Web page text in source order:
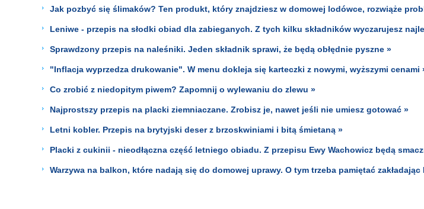
Jak pozbyć się ślimaków? Ten produkt, który znajdziesz w domowej lodówce, rozwiąże
Leniwe - przepis na słodki obiad dla zabieganych. Z tych kilku składników wyczarujesz
Sprawdzony przepis na naleśniki. Jeden składnik sprawi, że będą obłędnie pyszne »
"Inflacja wyprzedza drukowanie". W menu dokleja się karteczki z nowymi, wyższymi cenami
Co zrobić z niedopitym piwem? Zapomnij o wylewaniu do zlewu »
Najprostszy przepis na placki ziemniaczane. Zrobisz je, nawet jeśli nie umiesz gotować »
Letni kobler. Przepis na brytyjski deser z brzoskwiniami i bitą śmietaną »
Placki z cukinii - nieodłączna część letniego obiadu. Z przepisu Ewy Wachowicz będą
Warzywa na balkon, które nadają się do domowej uprawy. O tym trzeba pamiętać